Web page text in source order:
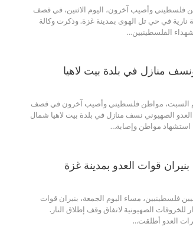
وأصيب آخرون، اليوم الاثنين، في قصف
نارية في حي تل الهوى بمدينة غزة. وذكرت وكالة
الفلسطينيين…
منازل في بلدة بيت لاهيا
السبت، مواطن فلسطيني وأصيب آخرون في قصف
الصهيوني نسف منازل في بلدة بيت لاهيا شمال
استشهاد مواطن وإصابة…
انتصاف - عربي ودولي استشهد 3 مدنيين فلسطينيين، مساء اليوم الجمعة، بنيران قوات
الصهيونية لاتفاق وقف إطلاق النار.
العدو أطلقت…